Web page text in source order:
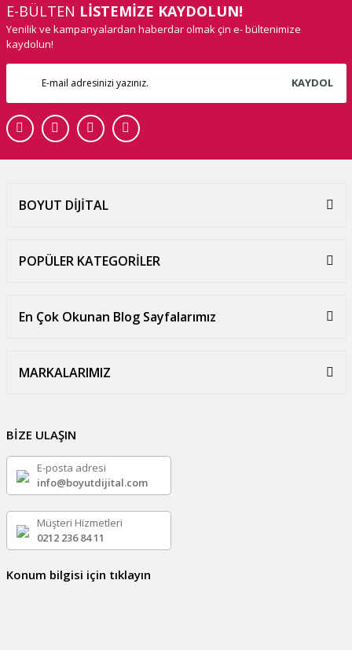
E-BÜLTEN LİSTEMİZE KAYDOLUN!
Yenilik ve kampanyalardan haberdar olmak çin e- bültenimize
kaydolun!
KAYDOL
BOYUT DİJİTAL
POPÜLER KATEGORİLER
En Çok Okunan Blog Sayfalarımız
MARKALARIMIZ
BİZE ULAŞIN
E-posta adresi
info@boyutdijital.com
Müşteri Hizmetleri
0212 236 84 11
Konum bilgisi için tıklayın